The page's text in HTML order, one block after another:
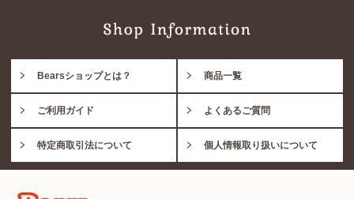
Bearsショップとは？ 商品一覧
ご利用ガイド よくあるご質問
特定商取引法について 個人情報取り扱いについて